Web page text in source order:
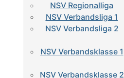
NSV Regionalliga
NSV Verbandsliga 1
NSV Verbandsliga 2
NSV Verbandsklasse 1
NSV Verbandsklasse 2